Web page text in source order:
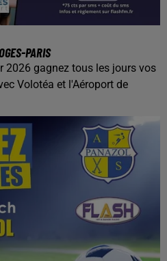
PARIS
2026 gagnez tous les jours vos
Volotéa et l'Aéroport de